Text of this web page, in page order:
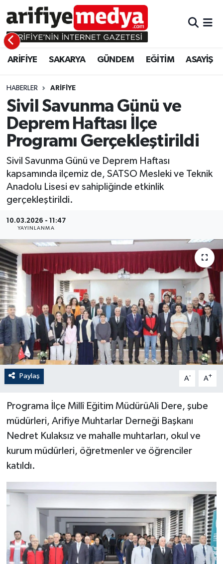
ARİFİYE SAKARYA GÜNDEM EĞİTİM ASAYİŞ
HABERLER ARİFİYE
Sivil Savunma Günü ve
Deprem Haftası İlçe
Programı Gerçekleştirildi
Sivil Savunma Günü ve Deprem Haftası
kapsamında ilçemiz de, SATSO Mesleki ve Teknik
Anadolu Lisesi ev sahipliğinde etkinlik
gerçekleştirildi.
10.03.2026 - 11:47
YAYINLANMA
Paylaş A- A+
Programa İlçe Millî Eğitim MüdürüAli Dere, şube
müdürleri, Arifiye Muhtarlar Derneği Başkanı
Nedret Kulaksız ve mahalle muhtarları, okul ve
kurum müdürleri, öğretmenler ve öğrenciler
katıldı.
ARİFİYE
SAKARYA
GÜNDEM
EĞİTİM
ASAYİŞ
EKONOMİ
ARİFİYE
GÜNDEM
EĞİTİM
EKONOMİ
ASAYİŞ
Sakarya Hava Durumu
Sakarya Namaz Vakitleri
Sakarya Trafik Yoğunluk Haritası
Süper Lig Puan Durumu ve Fikstür
Tüm Manşetler
Son Dakika Haberleri
Haber Arşivi